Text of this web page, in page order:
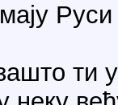
ти